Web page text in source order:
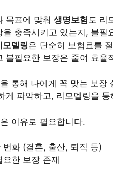
목표에 맞춰 생명보험 도 리
충족시키고 있는지, 불
델링은 단순히 보험료를
불필요한 보장은 줄여 효율
을 통해 나에게 꼭 맞는 보장
게 파악하고, 리모델링을
이유로 필요합니다.
화 (결혼, 출산, 퇴직 등)
한 보장 존재